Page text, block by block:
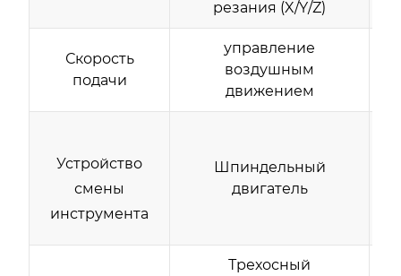
резания (X/Y/Z)
Скорость
подачи
управление
воздушным
движением
Устройство
смены
инструмента
Шпиндельный
двигатель
Трехосный